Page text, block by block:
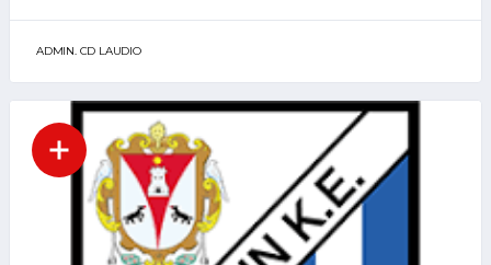
ADMIN. CD LAUDIO